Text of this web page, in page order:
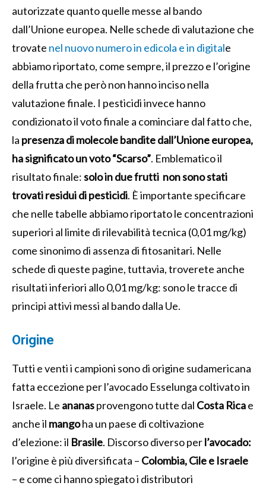
autorizzate quanto quelle messe al bando
dall’Unione europea. Nelle schede di valutazione che
trovate nel nuovo numero in edicola e in digitale
abbiamo riportato, come sempre, il prezzo e l’origine
della frutta che però non hanno inciso nella
valutazione finale. I pesticidi invece hanno
condizionato il voto finale a cominciare dal fatto che,
la presenza di molecole bandite dall’Unione europea,
ha significato un voto “Scarso”. Emblematico il
risultato finale:solo in due frutti non sono stati
trovati residui di pesticidi. È importante specificare
che nelle tabelle abbiamo riportato le concentrazioni
superiori al limite di rilevabilità tecnica (0,01 mg/kg)
come sinonimo di assenza di fitosanitari. Nelle
schede di queste pagine, tuttavia, troverete anche
risultati inferiori allo 0,01 mg/kg: sono le tracce di
principi attivi messi al bando dalla Ue.
Origine
Tutti e venti i campioni sono di origine sudamericana
fatta eccezione per l’avocado Esselunga coltivato in
Israele. Le ananasprovengono tutte dal Costa Ricae
anche il mangoha un paese di coltivazione
d’elezione: il Brasile. Discorso diverso perl’avocado:
l’origine è più diversificata – Colombia, Cile e Israele
– e come ci hanno spiegato i distributori